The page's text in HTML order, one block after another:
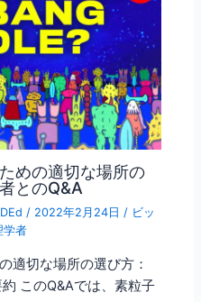
めの適切な場所の
とのQ&A
/ 2022年2月24日/ ビッ
学者
適切な場所の選び方：
このQ&Aでは、素粒子